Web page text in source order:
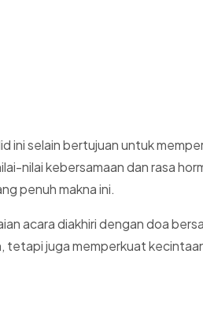
ini selain bertujuan untuk
nilai kebersamaan dan rasa
penuh makna ini.
acara diakhiri dengan doa
tetapi juga memperkuat